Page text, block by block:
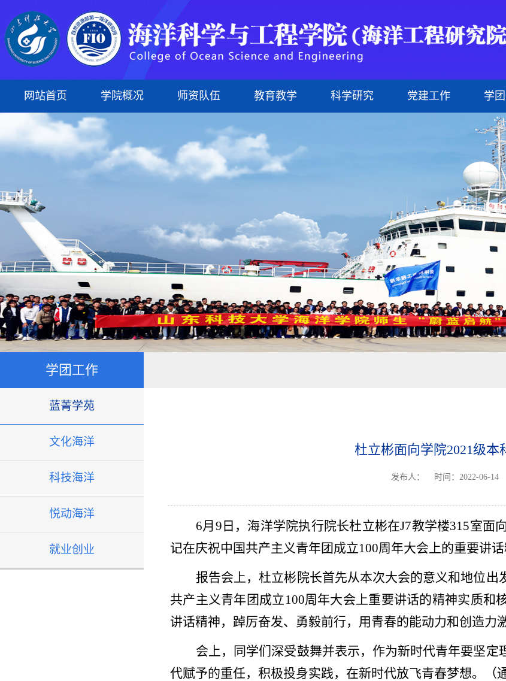
网站首页 学院概况
学院简介 现任领导
师资队伍
专任教师 管理人员 研究生导师
教育教学
本科生 研究生
科学研究
科研平台 科研机构
党建工作
组织建设 理论学习
学
蓝菁学苑 文化海洋
本科生教育 研究生教育
学团工作
蓝菁学苑
文化海洋
科技海洋
悦动海洋
就业创业
杜立彬面向学院2021级本
发布人： 时间：2022-06-14
6月9日，海洋学院执行院长杜立彬在J7教学楼315室面
记在庆祝中国共产主义青年团成立100周年大会上的重要讲话
报告会上，杜立彬院长首先从本次大会的意义和地位
共产主义青年团成立 100周年大会上重要讲话的精神实质和
讲话精神，踔厉奋发、勇毅前行，用青春的能动力和创造力
会上，同学们深受鼓舞并表示，作为新时代青年要坚
代赋予的重任，积极投身实践，在新时代放飞青春梦想。（